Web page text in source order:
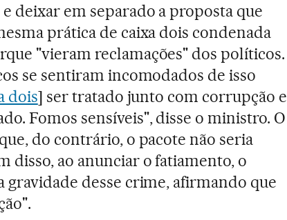
deixar em separado a proposta que
prática de caixa dois condenada
"vieram reclamações" dos políticos.
se sentiram incomodados de isso
dois] ser tratado junto com corrupção e
Fomos sensíveis", disse o ministro. O
do contrário, o pacote não seria
disso, ao anunciar o fatiamento, o
desse crime, afirmando que